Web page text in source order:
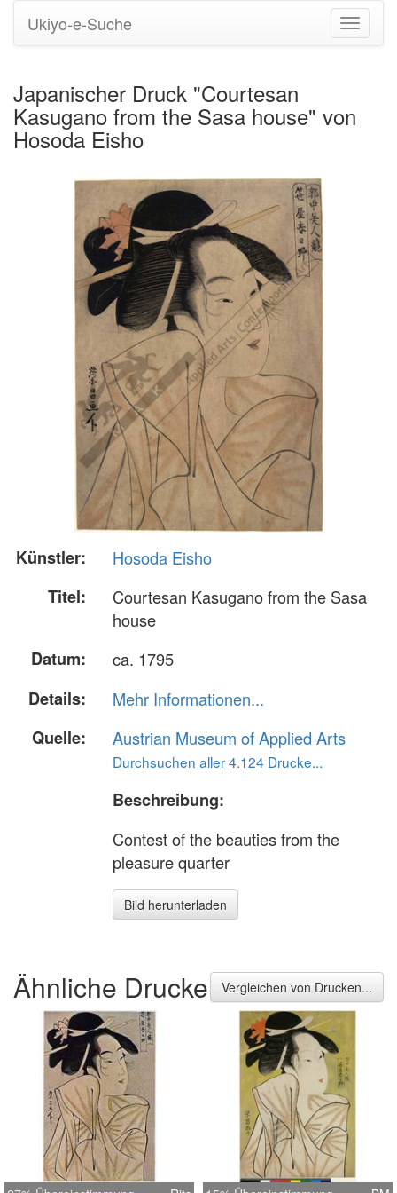
Ukiyo-e-Suche
Japanischer Druck "Courtesan
Kasugano from the Sasa house" von
Hosoda Eisho
Künstler:
Hosoda Eisho
Titel:
Courtesan Kasugano from the Sasa
house
Datum:
ca. 1795
Details:
Mehr Informationen...
Quelle:
Austrian Museum of Applied Arts
Durchsuchen aller 4.124 Drucke...
Beschreibung:
Contest of the beauties from the
pleasure quarter
Bild herunterladen
Ähnliche Drucke Vergleichen von Drucken...